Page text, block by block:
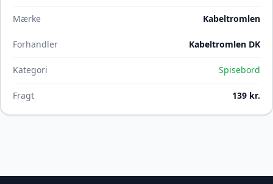
Mærke Kabeltromlen
Forhandler Kabeltromlen DK
Kategori Spisebord
Fragt 139 kr.